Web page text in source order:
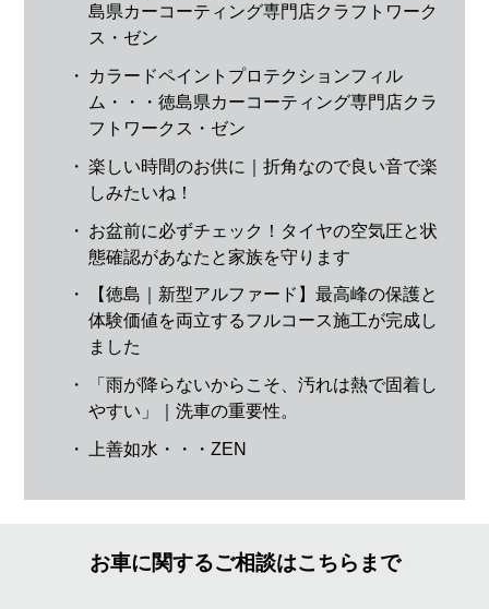
島県カーコーティング専門店クラフトワーク
ス・ゼン
・
カラードペイントプロテクションフィル
ム・・・徳島県カーコーティング専門店クラ
フトワークス・ゼン
・ 楽しい時間のお供に｜折角なので良い音で楽
しみたいね！
・ お盆前に必ずチェック！タイヤの空気圧と状
態確認があなたと家族を守ります
・
【徳島｜新型アルファード】最高峰の保護と
体験価値を両立するフルコース施工が完成し
ました
・
「雨が降らないからこそ、汚れは熱で固着し
やすい」｜洗車の重要性。
・ 上善如水・・・ZEN
お車に関するご相談はこちらまで